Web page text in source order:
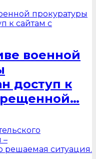
военной
доступ к